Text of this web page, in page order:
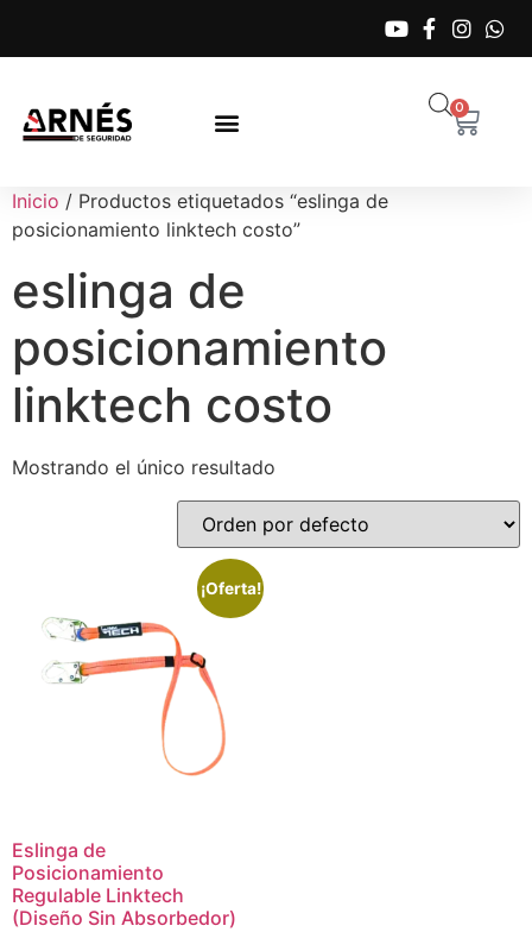
0
Inicio / Productos etiquetados “eslinga de
posicionamiento linktech costo”
eslinga de
posicionamiento
linktech costo
Mostrando el único resultado
¡Oferta!
Eslinga de
Posicionamiento
Regulable Linktech
(Diseño Sin Absorbedor)